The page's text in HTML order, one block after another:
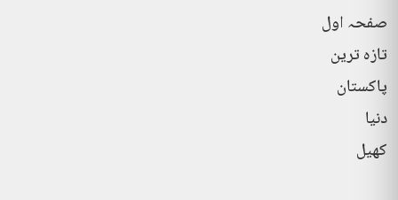
صفحہ اول
تازہ ترین
پاکستان
دنیا
کھیل